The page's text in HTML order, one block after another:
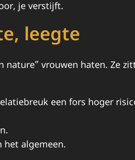
je verstijft.
leegte
vrouwen haten. Ze
een fors hoger
het algemeen.